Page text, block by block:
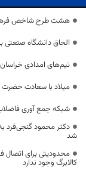
هشت طرح شاخص
الحاق دانشگاه صنعتی
تیم‌های امدادی
میلاد با سعادت حضرت
شبکه جمع آوری فاضلاب
دکتر محمود گنجی‌فرد
شد
محدودیتی برای اتصال
کالابرگ وجود ندارد